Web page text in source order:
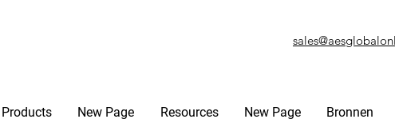
Products New Page Resources New Page Bronnen